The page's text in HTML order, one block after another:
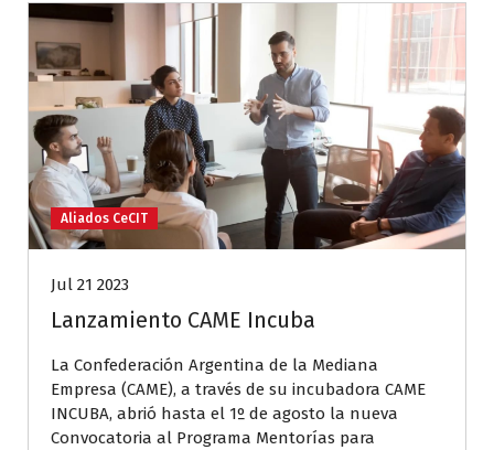
Aliados CeCIT
Jul 21 2023
Lanzamiento CAME Incuba
La Confederación Argentina de la Mediana
Empresa (CAME), a través de su incubadora CAME
INCUBA, abrió hasta el 1º de agosto la nueva
Convocatoria al Programa Mentorías para